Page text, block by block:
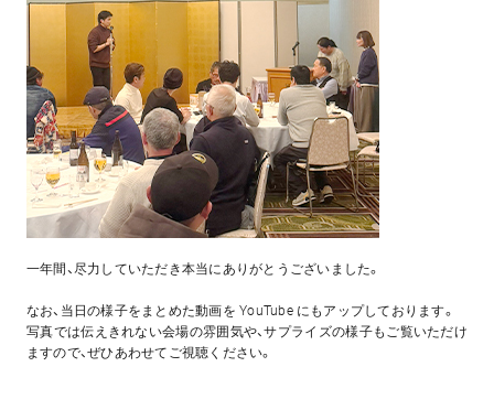
一年間、尽力していただき本当にありがとうございました。
なお、当日の様子をまとめた動画を YouTube にもアップしております。
写真では伝えきれない会場の雰囲気や、サプライズの様子もご覧いただけ
ますので、ぜひあわせてご視聴ください。